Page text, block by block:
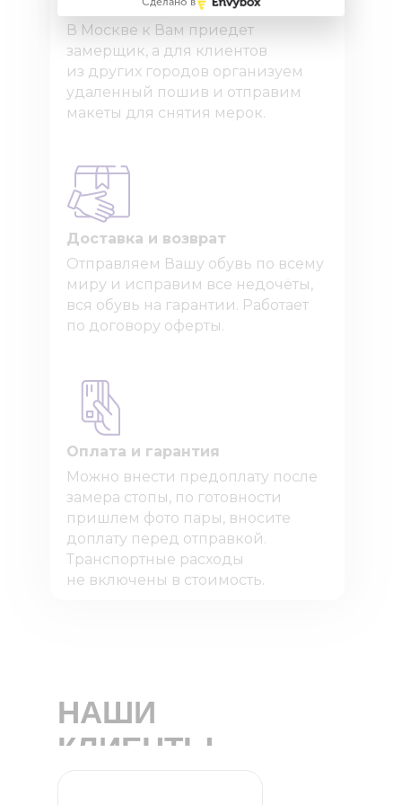
Доставка и возврат
В Москве к Вам приедет
замерщик, а для клиентов
из других городов организуем
удаленный пошив и отправим
макеты для снятия мерок.
Как узнать точный размер?
Отправляем Вашу обувь по всему
миру и исправим все недочёты,
вся обувь на гарантии. Работает
по договору оферты.
Оплата и гарантия
Можно внести предоплату после
замера стопы, по готовности
пришлем фото пары, вносите
доплату перед отправкой.
Транспортные расходы
не включены в стоимость.
НАШИ
КЛИЕНТЫ